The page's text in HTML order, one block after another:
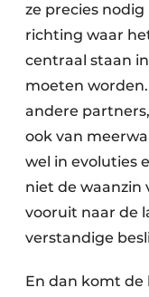
ze precies
richting waar
centraal staan
moeten
andere
ook van
wel in evoluties
niet de waanzin
vooruit naar de
verstandige
En dan komt de